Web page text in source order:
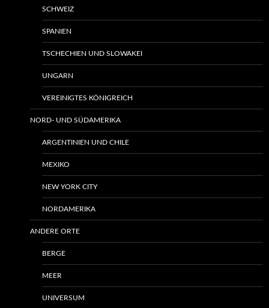
SCHWEIZ
SPANIEN
TSCHECHIEN UND SLOWAKEI
UNGARN
VEREINIGTES KÖNIGREICH
NORD- UND SÜDAMERIKA
ARGENTINIEN UND CHILE
MEXIKO
NEW YORK CITY
NORDAMERIKA
ANDERE ORTE
BERGE
MEER
UNIVERSUM